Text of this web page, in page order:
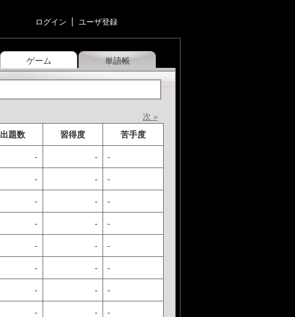
ログイン ユーザ登録
ゲーム 単語帳
次 »
出題数 習得度 苦手度
- - -
- - -
- - -
- - -
- - -
- - -
- - -
- - -